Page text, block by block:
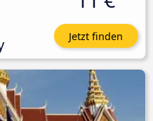
Jetzt finden